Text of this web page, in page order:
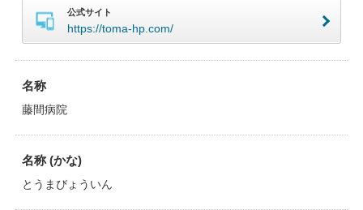
公式サイト
https://toma-hp.com/
名称
藤間病院
名称 (かな)
とうまびょういん